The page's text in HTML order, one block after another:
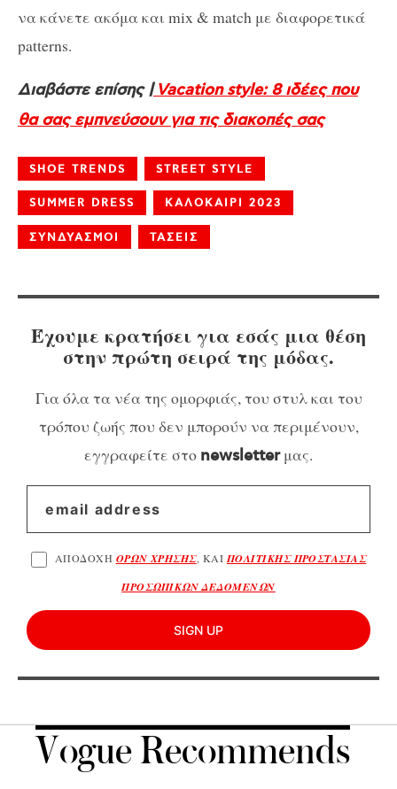
να κάνετε ακόμα και mix & match με διαφορετικά
patterns.
Διαβάστε επίσης |Vacation style: 8 ιδέες που
θα σας εμπνεύσουν για τις διακοπές σας
SHOE TRENDS STREET STYLE
SUMMER DRESS ΚΑΛΟΚΑΙΡΙ 2023
ΣΥΝΔΥΑΣΜΟΙ ΤΑΣΕΙΣ
Έχουμε κρατήσει για εσάς μια θέση
στην πρώτη σειρά της μόδας.
Για όλα τα νέα της ομορφιάς, του στυλ και του
τρόπου ζωής που δεν μπορούν να περιμένουν,
εγγραφείτε στο newsletterμας.
ΑΠΟΔΟΧΗ ΟΡΩΝ ΧΡΗΣΗΣ, ΚΑΙ ΠΟΛΙΤΙΚΗΣ ΠΡΟΣΤΑΣΙΑΣ
ΠΡΟΣΩΠΙΚΩΝ ΔΕΔΟΜΕΝΩΝ
SIGN UP
Vogue Recommends